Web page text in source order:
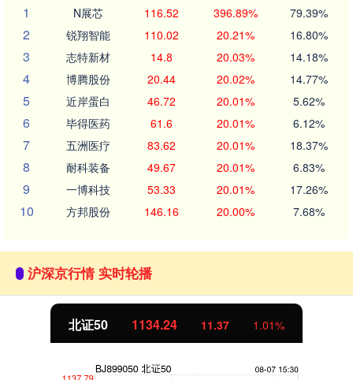
1
N展芯 116.52 396.89% 79.39%
2 锐翔智能 110.02 20.21% 16.80%
3 志特新材 14.8 20.03% 14.18%
4 博腾股份 20.44 20.02% 14.77%
5 近岸蛋白 46.72 20.01% 5.62%
6 毕得医药 61.6 20.01% 6.12%
7 五洲医疗 83.62 20.01% 18.37%
8 耐科装备 49.67 20.01% 6.83%
9 一博科技 53.33 20.01% 17.26%
10 方邦股份 146.16 20.00% 7.68%
沪深京行情 实时轮播
北证50 1134.24 11.37 1.01%